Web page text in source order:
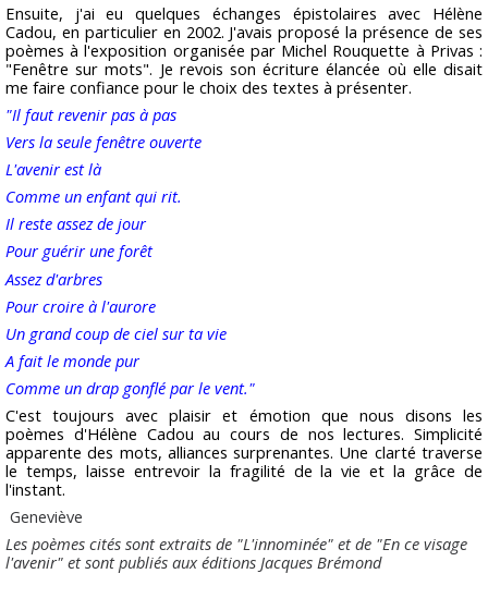
Ensuite, j'ai eu quelques échanges épistolaires avec Hélène
Cadou, en particulier en 2002. J'avais proposé la présence de ses
poèmes à l'exposition organisée par Michel Rouquette à Privas :
"Fenêtre sur mots". Je revois son écriture élancée où elle disait
me faire confiance pour le choix des textes à présenter.
"Il faut revenir pas à pas
Vers la seule fenêtre ouverte
L'avenir est là
Comme un enfant qui rit.
Il reste assez de jour
Pour guérir une forêt
Assez d'arbres
Pour croire à l'aurore
Un grand coup de ciel sur ta vie
A fait le monde pur
Comme un drap gonflé par le vent."
C'est toujours avec plaisir et émotion que nous disons les
poèmes d'Hélène Cadou au cours de nos lectures. Simplicité
apparente des mots, alliances surprenantes. Une clarté traverse
le temps, laisse entrevoir la fragilité de la vie et la grâce de
l'instant.
Geneviève
Les poèmes cités sont extraits de "L'innominée" et de "En ce visage
l'avenir" et sont publiés aux éditions Jacques Brémond